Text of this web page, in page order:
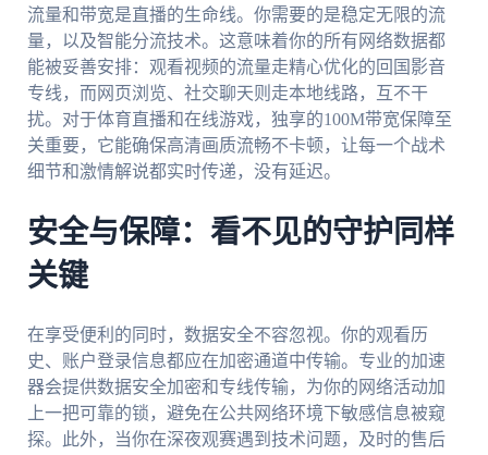
流量和带宽是直播的生命线。你需要的是稳定无限的流
量，以及智能分流技术。这意味着你的所有网络数据都
能被妥善安排：观看视频的流量走精心优化的回国影音
专线，而网页浏览、社交聊天则走本地线路，互不干
扰。对于体育直播和在线游戏，独享的100M带宽保障至
关重要，它能确保高清画质流畅不卡顿，让每一个战术
细节和激情解说都实时传递，没有延迟。
安全与保障：看不见的守护同样
关键
在享受便利的同时，数据安全不容忽视。你的观看历
史、账户登录信息都应在加密通道中传输。专业的加速
器会提供数据安全加密和专线传输，为你的网络活动加
上一把可靠的锁，避免在公共网络环境下敏感信息被窥
探。此外，当你在深夜观赛遇到技术问题，及时的售后